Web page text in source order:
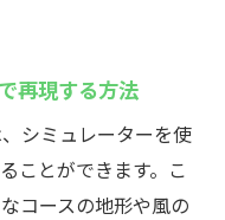
再現する方法
シミュレーターを使
ことができます。こ
コースの地形や風の